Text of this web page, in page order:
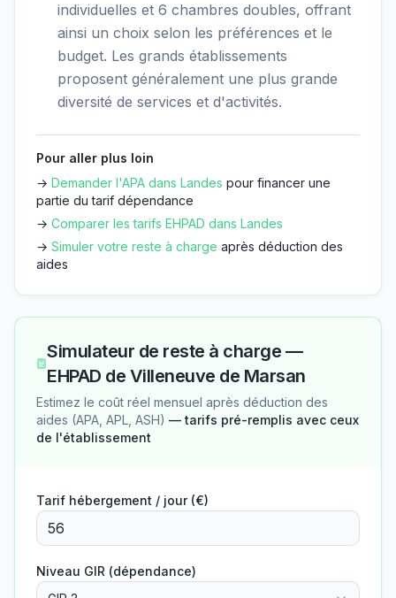
individuelles et 6 chambres doubles, offrant
ainsi un choix selon les préférences et le
budget. Les grands établissements
proposent généralement une plus grande
diversité de services et d'activités.
Pour aller plus loin
→ Demander l'APA dans Landes pour financer une
partie du tarif dépendance
→ Comparer les tarifs EHPAD dans Landes
→ Simuler votre reste à charge après déduction des
aides
Simulateur de reste à charge —
EHPAD de Villeneuve de Marsan
Estimez le coût réel mensuel après déduction des
aides (APA, APL, ASH) — tarifs pré-remplis avec ceux
de l'établissement
Tarif hébergement / jour (€)
Niveau GIR (dépendance)